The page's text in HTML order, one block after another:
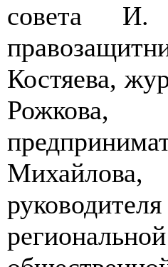
совета И.
Костяева,
Рожкова,
Михайлова,
руководителя
региональной